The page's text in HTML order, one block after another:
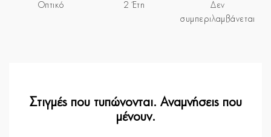
Οπτικό 2 Έτη
Δεν
συμπεριλαμβάνεται
Στιγμές που τυπώνονται. Αναμνήσεις που
μένουν.